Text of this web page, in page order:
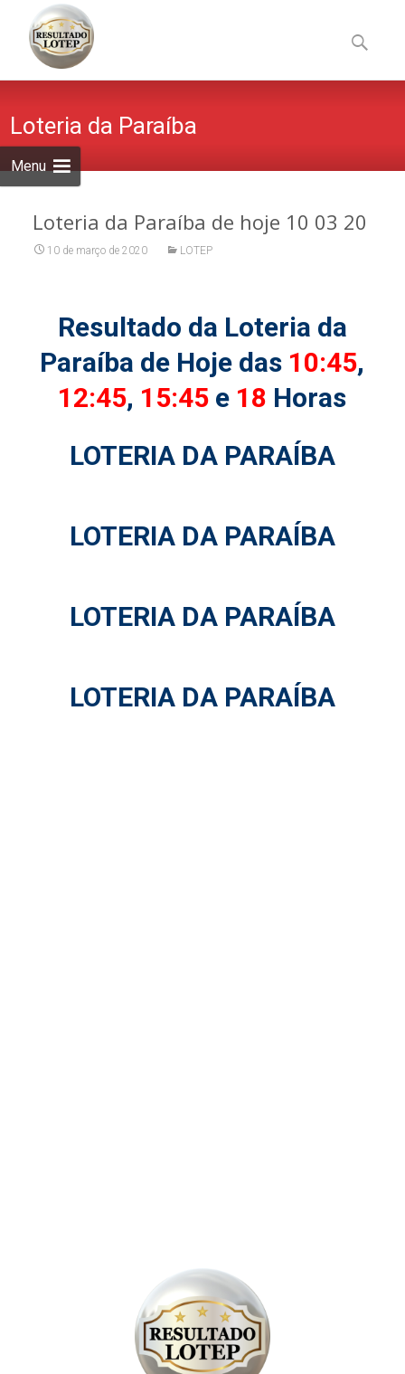
Menu
to
content
por:
Loteria da Paraíba
Loteria da Paraíba de hoje 10 03 20
10 de março de 2020 LOTEP
Resultado da Loteria da
Paraíba de Hoje das 10:45,
12:45, 15:45 e 18 Horas
LOTERIA DA PARAÍBA
LOTERIA DA PARAÍBA
LOTERIA DA PARAÍBA
LOTERIA DA PARAÍBA